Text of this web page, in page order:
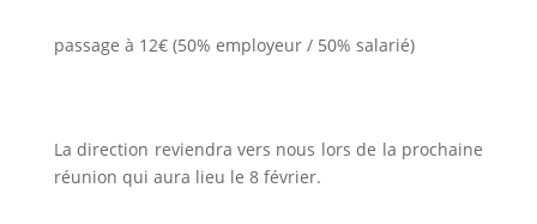
passage à 12€ (50% employeur / 50% salarié)
La direction reviendra vers nous lors de la prochaine
réunion qui aura lieu le 8 février.